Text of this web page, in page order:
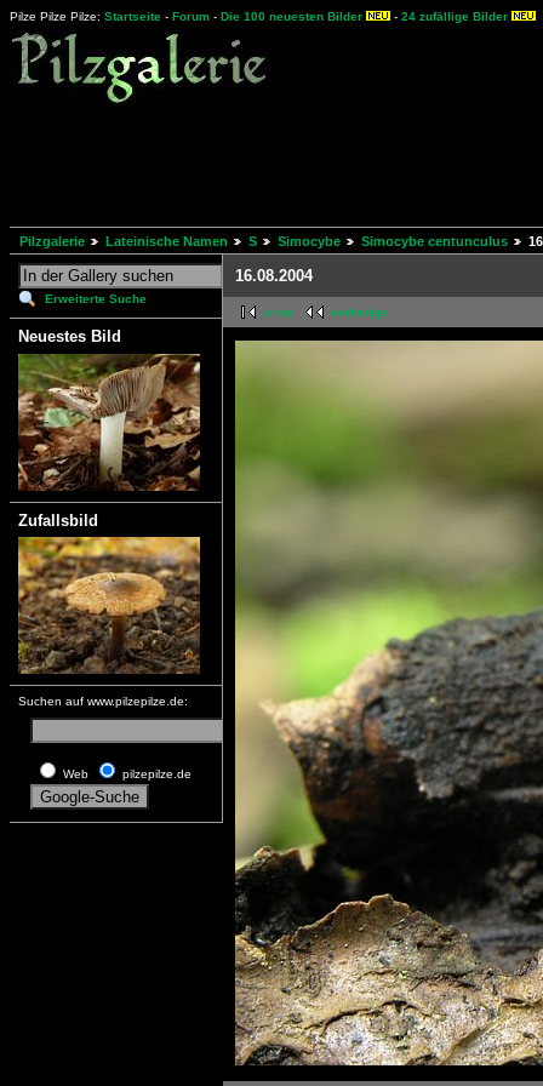
Pilze Pilze Pilze: Startseite - Forum - Die 100 neuesten Bilder - 24 zufällige Bilder
Pilzgalerie Lateinische Namen S Simocybe Simocybe centunculus
Erweiterte Suche
Neuestes Bild
Zufallsbild
Suchen auf www.pilzepilze.de:
Web pilzepilze.de
16.08.2004
erste vorherige